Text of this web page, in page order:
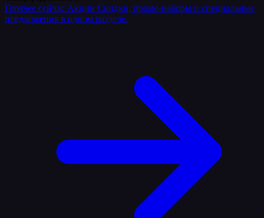
Горячее сейчас Акции Скидки, промо-наборы и специальные
предложения в одном разделе.